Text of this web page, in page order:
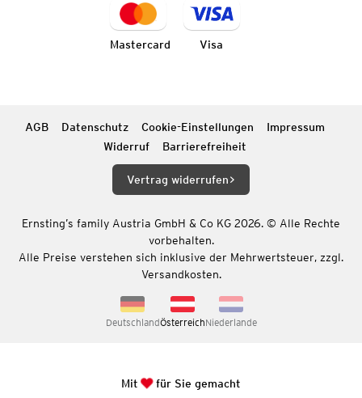
Mastercard Visa
AGB Datenschutz Cookie-Einstellungen
Impressum
Widerruf
Barrierefreiheit
Vertrag widerrufen
Ernsting’s family Austria GmbH & Co KG 2026. © Alle Rechte
vorbehalten.
Alle Preise verstehen sich inklusive der Mehrwertsteuer, zzgl.
Versandkosten.
DeutschlandÖsterreichNiederlande
Mit für Sie gemacht